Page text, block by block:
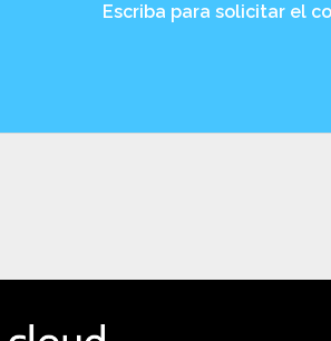
Escriba para solicitar el